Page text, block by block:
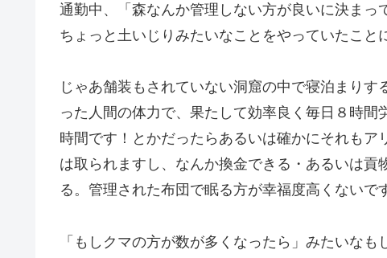
通勤中、「森なんか管理しない方が良いに決ま
ちょっと土いじりみたいなことをやっていたこと
じゃあ舗装もされていない洞窟の中で寝泊まり
った人間の体力で、果たして効率良く毎日８時
時間です！とかだったらあるいは確かにそれも
は取られますし、なんか換金できる・あるいは
る。管理された布団で眠る方が幸福度高くないで
「もしクマの方が数が多くなったら」みたいな